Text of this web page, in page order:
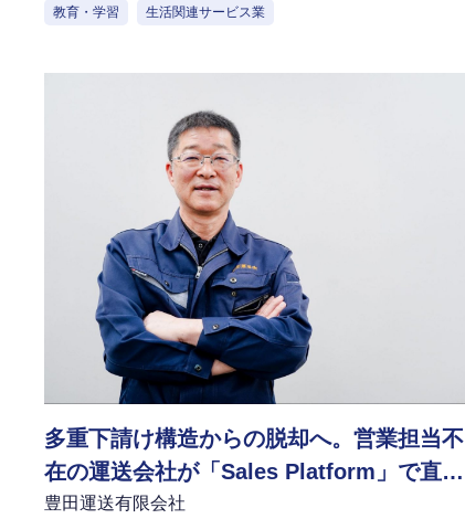
教育・学習 生活関連サービス業
多重下請け構造からの脱却へ。営業担当不
在の運送会社が「Sales Platform」で直接
取引を開拓し、適正価格での受注を獲得
豊田運送有限会社